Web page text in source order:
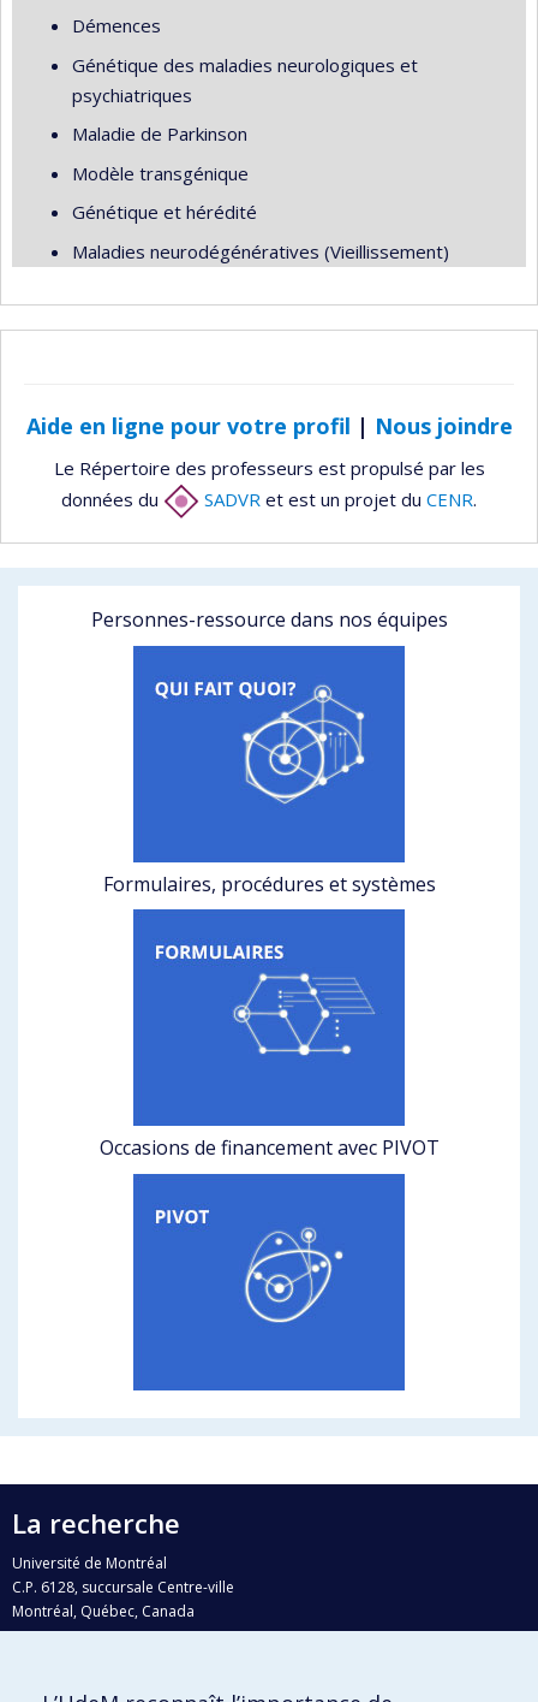
Démences
Génétique des maladies neurologiques et
psychiatriques
Maladie de Parkinson
Modèle transgénique
Génétique et hérédité
Maladies neurodégénératives (Vieillissement)
Aide en ligne pour votre profil | Nous joindre
Le Répertoire des professeurs est propulsé par les
données du
SADVR et est un projet du CENR.
Personnes-ressource dans nos équipes
Formulaires, procédures et systèmes
Occasions de financement avec PIVOT
La recherche
Université de Montréal
C.P. 6128, succursale Centre-ville
Montréal, Québec, Canada
H3C 3J7